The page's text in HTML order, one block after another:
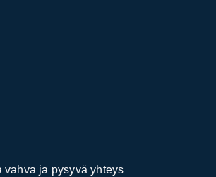
ja pysyvä yhteys